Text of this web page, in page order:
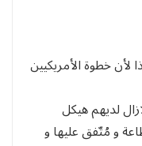
خطوة الأمريكيين
لديهم هيكل
و مُتّفق عليها و